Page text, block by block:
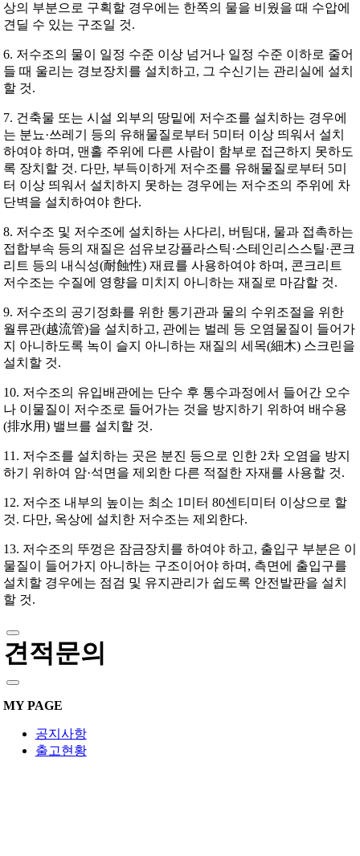
상의 부분으로 구획할 경우에는 한쪽의 물을 비웠을 때 수압에
견딜 수 있는 구조일 것.
6. 저수조의 물이 일정 수준 이상 넘거나 일정 수준 이하로 줄어
들 때 울리는 경보장치를 설치하고, 그 수신기는 관리실에 설치
할 것.
7. 건축물 또는 시설 외부의 땅밑에 저수조를 설치하는 경우에
는 분뇨·쓰레기 등의 유해물질로부터 5미터 이상 띄워서 설치
하여야 하며, 맨홀 주위에 다른 사람이 함부로 접근하지 못하도
록 장치할 것. 다만, 부득이하게 저수조를 유해물질로부터 5미
터 이상 띄워서 설치하지 못하는 경우에는 저수조의 주위에 차
단벽을 설치하여야 한다.
8. 저수조 및 저수조에 설치하는 사다리, 버팀대, 물과 접촉하는
접합부속 등의 재질은 섬유보강플라스틱·스테인리스스틸·콘크
리트 등의 내식성(耐蝕性) 재료를 사용하여야 하며, 콘크리트
저수조는 수질에 영향을 미치지 아니하는 재질로 마감할 것.
9. 저수조의 공기정화를 위한 통기관과 물의 수위조절을 위한
월류관(越流管)을 설치하고, 관에는 벌레 등 오염물질이 들어가
지 아니하도록 녹이 슬지 아니하는 재질의 세목(細木) 스크린을
설치할 것.
10. 저수조의 유입배관에는 단수 후 통수과정에서 들어간 오수
나 이물질이 저수조로 들어가는 것을 방지하기 위하여 배수용
(排水用) 밸브를 설치할 것.
11. 저수조를 설치하는 곳은 분진 등으로 인한 2차 오염을 방지
하기 위하여 암·석면을 제외한 다른 적절한 자재를 사용할 것.
12. 저수조 내부의 높이는 최소 1미터 80센티미터 이상으로 할
것. 다만, 옥상에 설치한 저수조는 제외한다.
13. 저수조의 뚜껑은 잠금장치를 하여야 하고, 출입구 부분은 이
물질이 들어가지 아니하는 구조이어야 하며, 측면에 출입구를
설치할 경우에는 점검 및 유지관리가 쉽도록 안전발판을 설치
할 것.
견적문의
MY PAGE
공지사항
출고현황